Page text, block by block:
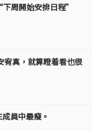
周開始安排日程”
真，就算瞪着看也很
員中最瘦。